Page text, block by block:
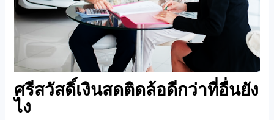
ศรีสวัสดิ์เงินสดติดล้อดีกว่าที่อื่นยัง
ไง